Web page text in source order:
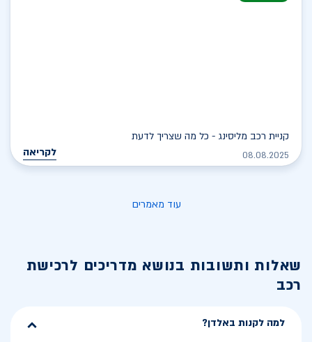
קניית רכב מליסינג - כל מה שצריך לדעת
08.08.2025 לקריאה
עוד מאמרים
שאלות ותשובות בנושא מדריכים לרכישת
רכב
למה לקנות באלדן?